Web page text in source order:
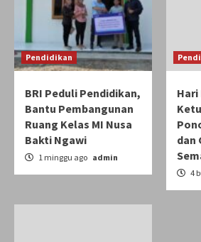
Pendidikan
BRI Peduli Pendidikan,
Bantu Pembangunan
Ruang Kelas MI Nusa
Bakti Ngawi
1 minggu ago admin
Hari
dan
4